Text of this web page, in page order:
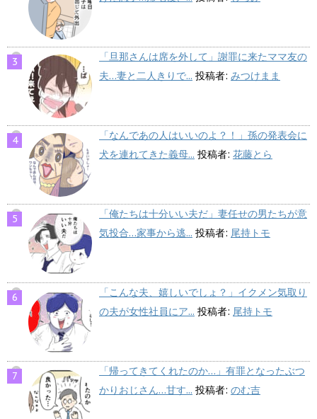
「旦那さんは席を外して」謝罪に来たママ友の
夫…妻と二人きりで... 投稿者: みつけまま
「なんであの人はいいのよ？！」孫の発表会に
犬を連れてきた義母... 投稿者: 花藤とら
「俺たちは十分いい夫だ」妻任せの男たちが意
気投合…家事から逃... 投稿者: 尾持トモ
「こんな夫、嬉しいでしょ？」イクメン気取り
の夫が女性社員にア... 投稿者: 尾持トモ
「帰ってきてくれたのか…」有罪となったぶつ
かりおじさん…甘す... 投稿者: のむ吉